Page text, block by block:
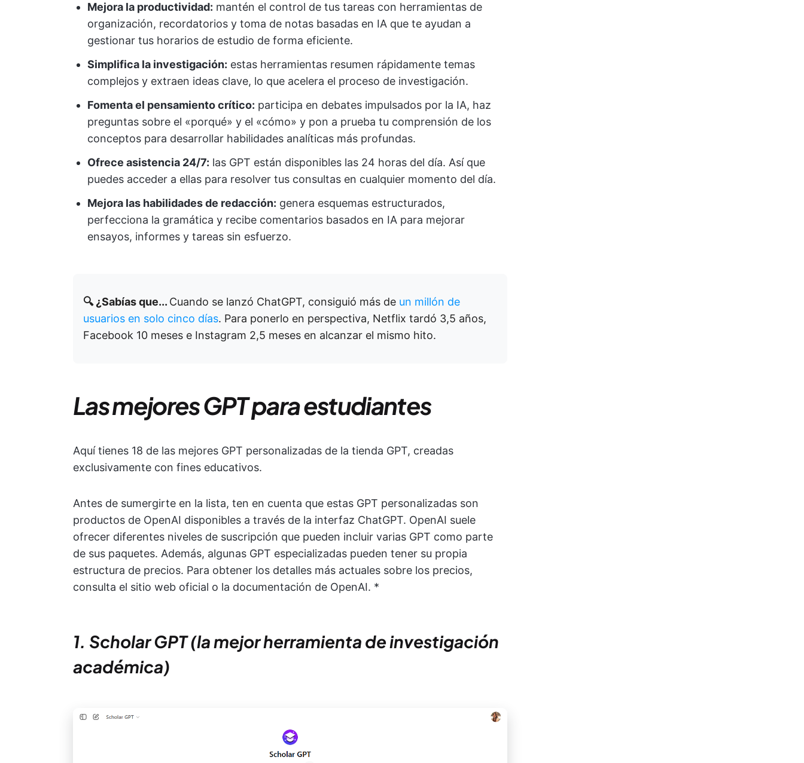
Mejora la productividad: mantén el control de tus tareas con herramientas de
organización, recordatorios y toma de notas basadas en IA que te ayudan a
gestionar tus horarios de estudio de forma eficiente.
Simplifica la investigación: estas herramientas resumen rápidamente temas
complejos y extraen ideas clave, lo que acelera el proceso de investigación.
Fomenta el pensamiento crítico: participa en debates impulsados por la IA, haz
preguntas sobre el «porqué» y el «cómo» y pon a prueba tu comprensión de los
conceptos para desarrollar habilidades analíticas más profundas.
Ofrece asistencia 24/7: las GPT están disponibles las 24 horas del día. Así que
puedes acceder a ellas para resolver tus consultas en cualquier momento del día.
Mejora las habilidades de redacción: genera esquemas estructurados,
perfecciona la gramática y recibe comentarios basados en IA para mejorar
ensayos, informes y tareas sin esfuerzo.
🔍 ¿Sabías que... Cuando se lanzó ChatGPT, consiguió más de un millón de
usuarios en solo cinco días. Para ponerlo en perspectiva, Netflix tardó 3,5 años,
Facebook 10 meses e Instagram 2,5 meses en alcanzar el mismo hito.
Las mejores GPT para estudiantes
Aquí tienes 18 de las mejores GPT personalizadas de la tienda GPT, creadas
exclusivamente con fines educativos.
Antes de sumergirte en la lista, ten en cuenta que estas GPT personalizadas son
productos de OpenAI disponibles a través de la interfaz ChatGPT. OpenAI suele
ofrecer diferentes niveles de suscripción que pueden incluir varias GPT como parte
de sus paquetes. Además, algunas GPT especializadas pueden tener su propia
estructura de precios. Para obtener los detalles más actuales sobre los precios,
consulta el sitio web oficial o la documentación de OpenAI. *
1. Scholar GPT (la mejor herramienta de investigación
académica)